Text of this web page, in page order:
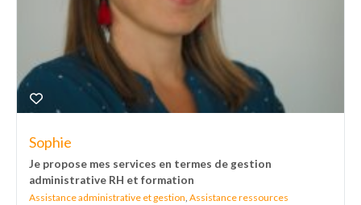
Sophie
Je propose mes services en termes de gestion
administrative RH et formation
Assistance administrative et gestion Assistance ressources